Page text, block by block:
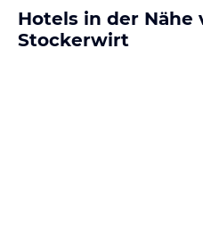
Hotels in der Nähe
Stockerwirt